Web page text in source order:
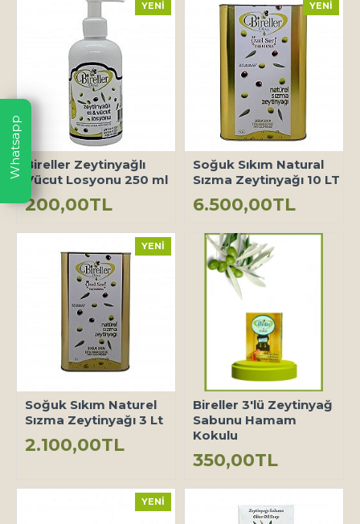
YENI
Bireller Zeytinyağlı
Vücut Losyonu 250 ml
200,00TL
YENI
Soğuk Sıkım Natural
Sızma Zeytinyağı 10 LT
6.500,00TL
YENI
Soğuk Sıkım Naturel
Sızma Zeytinyağı 3 Lt
2.100,00TL
Bireller 3'lü Zeytinyağ
Sabunu Hamam
Kokulu
350,00TL
YENI
Whatsapp